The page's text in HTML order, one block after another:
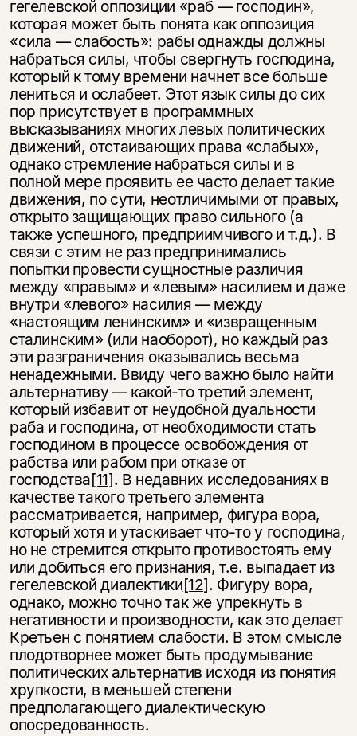
гегелевской оппозиции «раб — господин»,
которая может быть понята как оппозиция
«сила — слабость»: рабы однажды должны
набраться силы, чтобы свергнуть господина,
который к тому времени начнет все больше
лениться и ослабеет. Этот язык силы до сих
пор присутствует в программных
высказываниях многих левых политических
движений, отстаивающих права «слабых»,
однако стремление набраться силы и в
полной мере проявить ее часто делает такие
движения, по сути, неотличимыми от правых,
открыто защищающих право сильного (а
также успешного, предприимчивого и т.д.). В
связи с этим не раз предпринимались
попытки провести сущностные различия
между «правым» и «левым» насилием и даже
внутри «левого» насилия — между
«настоящим ленинским» и «извращенным
сталинским» (или наоборот), но каждый раз
эти разграничения оказывались весьма
ненадежными. Ввиду чего важно было найти
альтернативу — какой-то третий элемент,
который избавит от неудобной дуальности
раба и господина, от необходимости стать
господином в процессе освобождения от
рабства или рабом при отказе от
господства[11]. В недавних исследованиях в
качестве такого третьего элемента
рассматривается, например, фигура вора,
который хотя и утаскивает что-то у господина,
но не стремится открыто противостоять ему
или добиться его признания, т.е. выпадает из
гегелевской диалектики[12]. Фигуру вора,
однако, можно точно так же упрекнуть в
негативности и производности, как это делает
Кретьен с понятием слабости. В этом смысле
плодотворнее может быть продумывание
политических альтернатив исходя из понятия
хрупкости, в меньшей степени
предполагающего диалектическую
опосредованность.